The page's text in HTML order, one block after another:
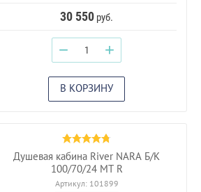
30 550 руб.
− +
В КОРЗИНУ
Душевая кабина River NARA Б/К
100/70/24 МТ R
Артикул:101899